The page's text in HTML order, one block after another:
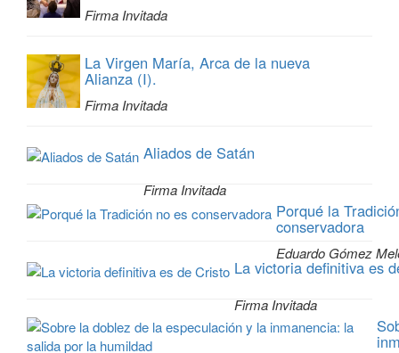
Firma Invitada
La Virgen María, Arca de la nueva
Alianza (I).
Firma Invitada
Aliados de Satán
Firma Invitada
Porqué la
conservadora
Eduardo Gómez
La victoria definitiva es
Firma Invitada